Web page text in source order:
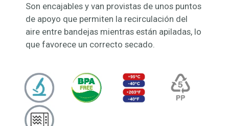
Son encajables y van provistas de unos puntos
de apoyo que permiten la recirculación del
aire entre bandejas mientras están apiladas, lo
que favorece un correcto secado.